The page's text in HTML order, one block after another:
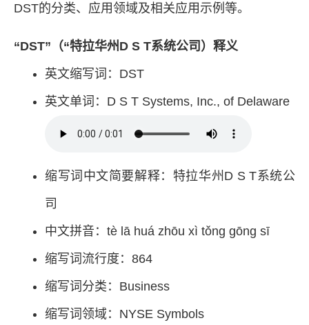
DST的分类、应用领域及相关应用示例等。
“DST”（“特拉华州D S T系统公司）释义
英文缩写词：DST
英文单词：D S T Systems, Inc., of Delaware
缩写词中文简要解释：特拉华州D S T系统公
司
中文拼音：tè lā huá zhōu xì tǒng gōng sī
缩写词流行度：864
缩写词分类：Business
缩写词领域：NYSE Symbols